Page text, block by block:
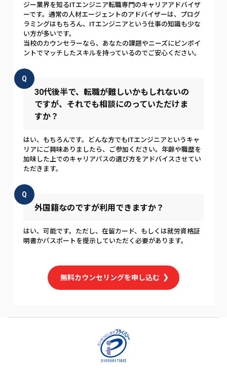
ジー業界を知るITエンジニア転職専門のキャリアアドバイザ
ーです。通常の人材エージェントのアドバイザーは、プログ
ラミングはもちろん、ITエンジニアという仕事の知識も少な
い方が多いです。
当校のカウンセラーなら、あなたの課題やニーズにピンポイ
ントでマッチしたスキルを持っているのでご安心ください。
Q
30代後半で、転職が難しいかもしれないの
ですが、それでも相談にのっていただけま
すか？
はい、もちろんです。どんな方でもITエンジニアというキャ
リアにご興味ありましたら、ご参加ください。年齢や職歴を
加味した上でのキャリアパスの選び方をアドバイスさせてい
ただきます。
Q
外国籍なのですが利用できますか？
はい、可能です。ただし、在留カード、もしくは就労資格証
明書かパスポートを提示していただく必要があります。
無料カウンセリングを申し込む